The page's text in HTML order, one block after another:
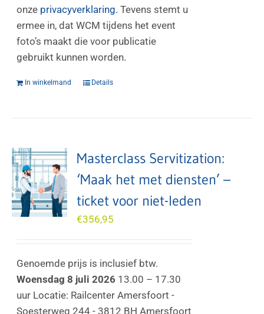
onze privacyverklaring. Tevens stemt u
ermee in, dat WCM tijdens het event
foto’s maakt die voor publicatie
gebruikt kunnen worden.
In winkelmand Details
Masterclass Servitization:
‘Maak het met diensten’ –
ticket voor niet-leden
€356,95
Genoemde prijs is inclusief btw.
Woensdag 8 juli 2026 13.00 – 17.30
uur Locatie: Railcenter Amersfoort -
Soesterweg 244 - 3812 BH Amersfoort